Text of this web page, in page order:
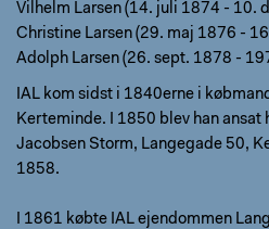
Vilhelm Larsen (14. juli 1874 - 10.
Christine Larsen (29. maj 1876 -
Adolph Larsen (26. sept. 1878 -
IAL kom sidst i 1840erne i
Kerteminde. I 1850 blev han ansat
Jacobsen Storm, Langegade 50,
1858.
I 1861 købte IAL ejendommen